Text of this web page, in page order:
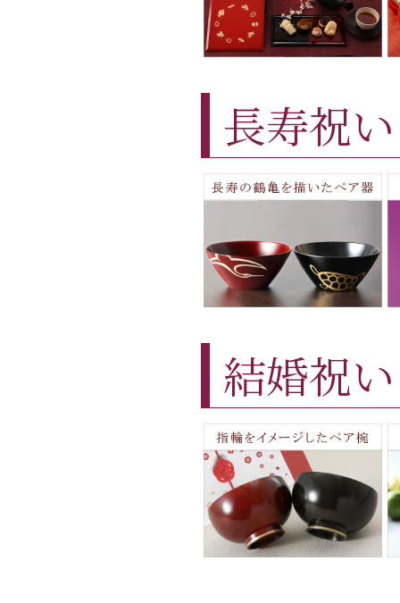
長寿祝い
結婚祝い